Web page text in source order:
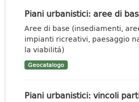
Piani urbanistici: aree di
Aree di base (insediamenti,
impianti ricreativi, paesaggio
la viabilitá)
Geocatalogo
Piani urbanistici: vincoli